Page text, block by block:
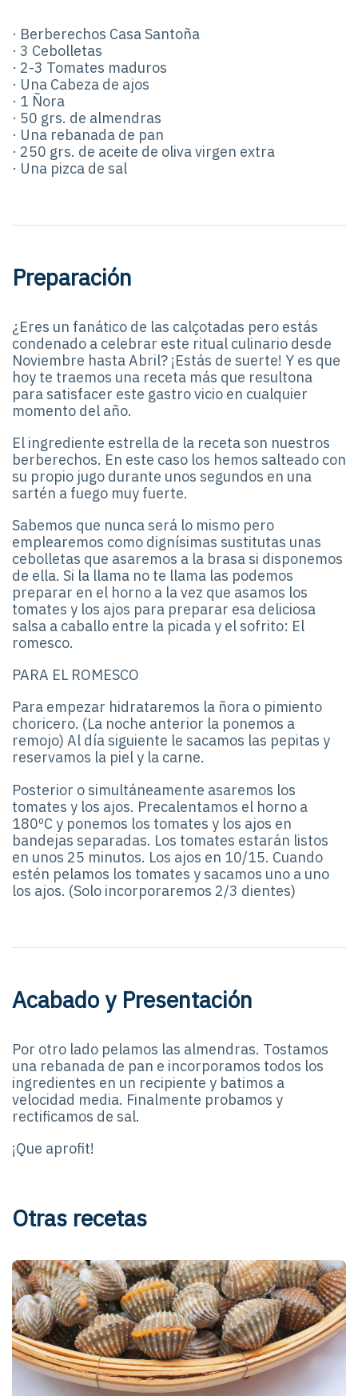
· Berberechos Casa Santoña
· 3 Cebolletas
· 2-3 Tomates maduros
· Una Cabeza de ajos
· 1 Ñora
· 50 grs. de almendras
· Una rebanada de pan
· 250 grs. de aceite de oliva virgen extra
· Una pizca de sal
Preparación
¿Eres un fanático de las calçotadas pero estás
condenado a celebrar este ritual culinario desde
Noviembre hasta Abril? ¡Estás de suerte! Y es que
hoy te traemos una receta más que resultona
para satisfacer este gastro vicio en cualquier
momento del año.
El ingrediente estrella de la receta son nuestros
berberechos. En este caso los hemos salteado con
su propio jugo durante unos segundos en una
sartén a fuego muy fuerte.
Sabemos que nunca será lo mismo pero
emplearemos como dignísimas sustitutas unas
cebolletas que asaremos a la brasa si disponemos
de ella. Si la llama no te llama las podemos
preparar en el horno a la vez que asamos los
tomates y los ajos para preparar esa deliciosa
salsa a caballo entre la picada y el sofrito: El
romesco.
PARA EL ROMESCO
Para empezar hidrataremos la ñora o pimiento
choricero. (La noche anterior la ponemos a
remojo) Al día siguiente le sacamos las pepitas y
reservamos la piel y la carne.
Posterior o simultáneamente asaremos los
tomates y los ajos. Precalentamos el horno a
180ºC y ponemos los tomates y los ajos en
bandejas separadas. Los tomates estarán listos
en unos 25 minutos. Los ajos en 10/15. Cuando
estén pelamos los tomates y sacamos uno a uno
los ajos. (Solo incorporaremos 2/3 dientes)
Acabado y Presentación
Por otro lado pelamos las almendras. Tostamos
una rebanada de pan e incorporamos todos los
ingredientes en un recipiente y batimos a
velocidad media. Finalmente probamos y
rectificamos de sal.
¡Que aprofit!
Otras recetas